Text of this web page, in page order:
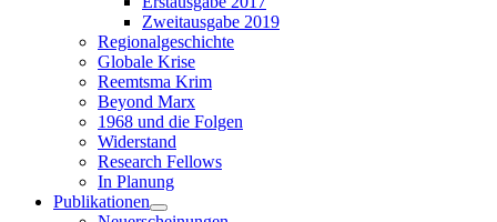
Zweitausgabe 2019
Regionalgeschichte
Globale Krise
Reemtsma Krim
Beyond Marx
1968 und die Folgen
Widerstand
Research Fellows
In Planung
Publikationen